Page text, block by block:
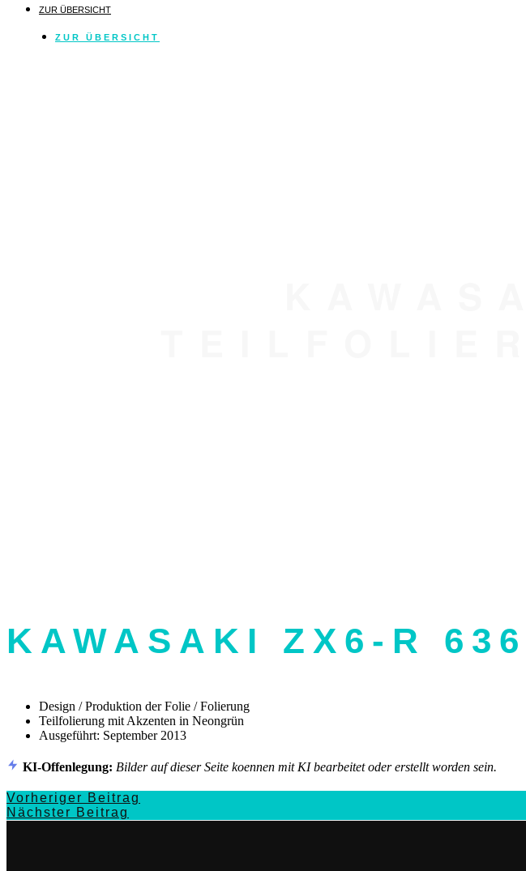
ZUR ÜBERSICHT
ZUR ÜBERSICHT
KAWASAKI ZX6-R 636
Design / Produktion der Folie / Folierung
Teilfolierung mit Akzenten in Neongrün
Ausgeführt: September 2013
KI-Offenlegung: Bilder auf dieser Seite koennen mit KI bearbeitet oder erstellt worden sein.
Vorheriger Beitrag
Nächster Beitrag